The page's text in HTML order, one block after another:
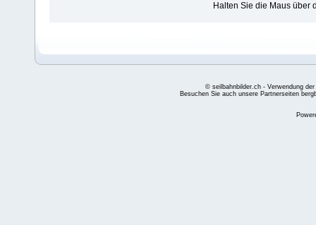
Halten Sie die Maus über
© seilbahnbilder.ch - Verwendung
Besuchen Sie auch unsere Partnerseiten